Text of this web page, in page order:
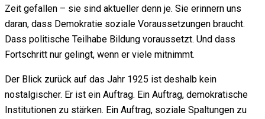
Zeit gefallen – sie sind aktueller denn je. Sie erinnern uns
daran, dass Demokratie soziale Voraussetzungen braucht.
Dass politische Teilhabe Bildung voraussetzt. Und dass
Fortschritt nur gelingt, wenn er viele mitnimmt.
Der Blick zurück auf das Jahr 1925 ist deshalb kein
nostalgischer. Er ist ein Auftrag. Ein Auftrag, demokratische
Institutionen zu stärken. Ein Auftrag, soziale Spaltungen zu